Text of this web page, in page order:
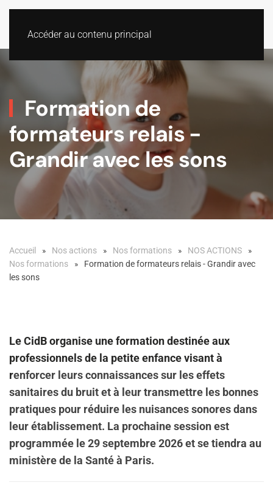
Accéder au contenu principal
Formation de
formateurs relais -
Grandir avec les sons
Accueil Nos actions Nos formations
NOS ACTIONS
Nos formations
Formation de formateurs relais - Grandir avec
les sons
Le CidB organise une formation destinée aux
professionnels de la petite enfance visant à
renforcer leurs connaissances sur les effets
sanitaires du bruit et à leur transmettre les bonnes
pratiques pour réduire les nuisances sonores dans
leur établissement. La prochaine session est
programmée le 29 septembre 2026 et se tiendra au
ministère de la Santé à Paris.